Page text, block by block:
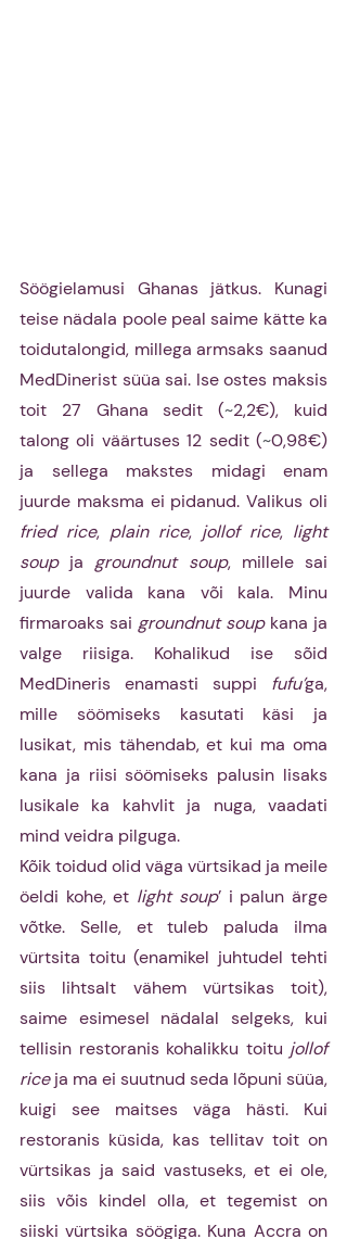
Söögielamusi Ghanas jätkus. Kunagi
teise nädala poole peal saime kätte ka
toidutalongid, millega armsaks saanud
MedDinerist süüa sai. Ise ostes maksis
toit 27 Ghana sedit (~2,2€), kuid
talong oli väärtuses 12 sedit (~0,98€)
ja sellega makstes midagi enam
fried rice, plain rice, jollof rice, light
soup ja groundnut soup, millele sai
juurde valida kana või kala. Minu
firmaroaks sai groundnut soup kana ja
valge riisiga. Kohalikud ise sõid
MedDineris enamasti suppi fufu’ga,
mille söömiseks kasutati käsi ja
lusikat, mis tähendab, et kui ma oma
kana ja riisi söömiseks palusin lisaks
lusikale ka kahvlit ja nuga, vaadati
mind veidra pilguga.
Kõik toidud olid väga vürtsikad ja meile
öeldi kohe, et light soup’ i palun ärge
võtke. Selle, et tuleb paluda ilma
vürtsita toitu (enamikel juhtudel tehti
siis lihtsalt vähem vürtsikas toit),
saime esimesel nädalal selgeks, kui
tellisin restoranis kohalikku toitu jollof
rice ja ma ei suutnud seda lõpuni süüa,
kuigi see maitses väga hästi. Kui
restoranis küsida, kas tellitav toit on
vürtsikas ja said vastuseks, et ei ole,
siis võis kindel olla, et tegemist on
siiski vürtsika söögiga. Kuna Accra on